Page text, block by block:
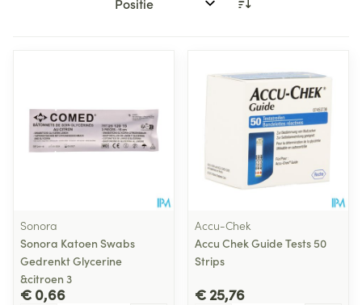
Sorteer op:
Sonora
Sonora Katoen Swabs
Gedrenkt Glycerine
&citroen 3
€ 0,66
Accu-Chek
Accu Chek Guide Tests 50
Strips
€ 25,76